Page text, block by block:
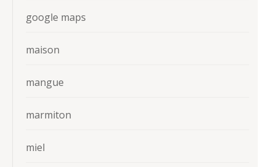
google maps
maison
mangue
marmiton
miel